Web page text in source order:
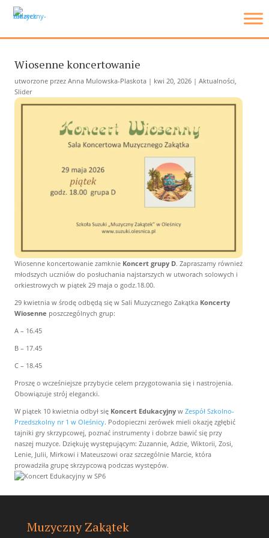
Wiosenne koncertowanie
utworzone przez Anna Mulowska-Plaskota | kwi 20, 2026 | Aktualności,
Slider
Wiosenne koncertowanie zamknie Koncert grupy D. Zapraszamy również
młodszych uczniów do posłuchania najstarszych w utworach solowych i
orkiestrowych w piątek 29 maja o godz.18.00.
29 kwietnia w środę odbędą się w Sali Muzycznego Zakątka Koncerty
Wiosenne poszczególnych grup:
A – 16.45
B – 17.45
C – 18.45
Proszę o wcześniejsze przybycie celem przygotowania się i nastrojenia.
Obowiązuje strój elegancki.
W piątek 10 kwietnia odbył się Koncert Edukacyjny w Zespół Szkolno-
Przedszkolny nr 1 w Oleśnicy. Podopieczni zerówek mieli okazję zgłębić
tajniki gry skrzypcowej, poznać instrumenty i dobrze bawić się przy
naszej muzyce. Dziękuję występującym: Zuzannie, Adzie, Wiktorii, Zosi,
Lenie, Julii, Mirkowi i Mateuszowi oraz szczególnie Marcie, która
prowadziła grupę skrzypcową podczas występów.
Muzyczny Zakątek